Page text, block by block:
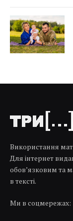
Використання
Для інтернет
обов’язковим та
в тексті.
Ми в соцмережах: